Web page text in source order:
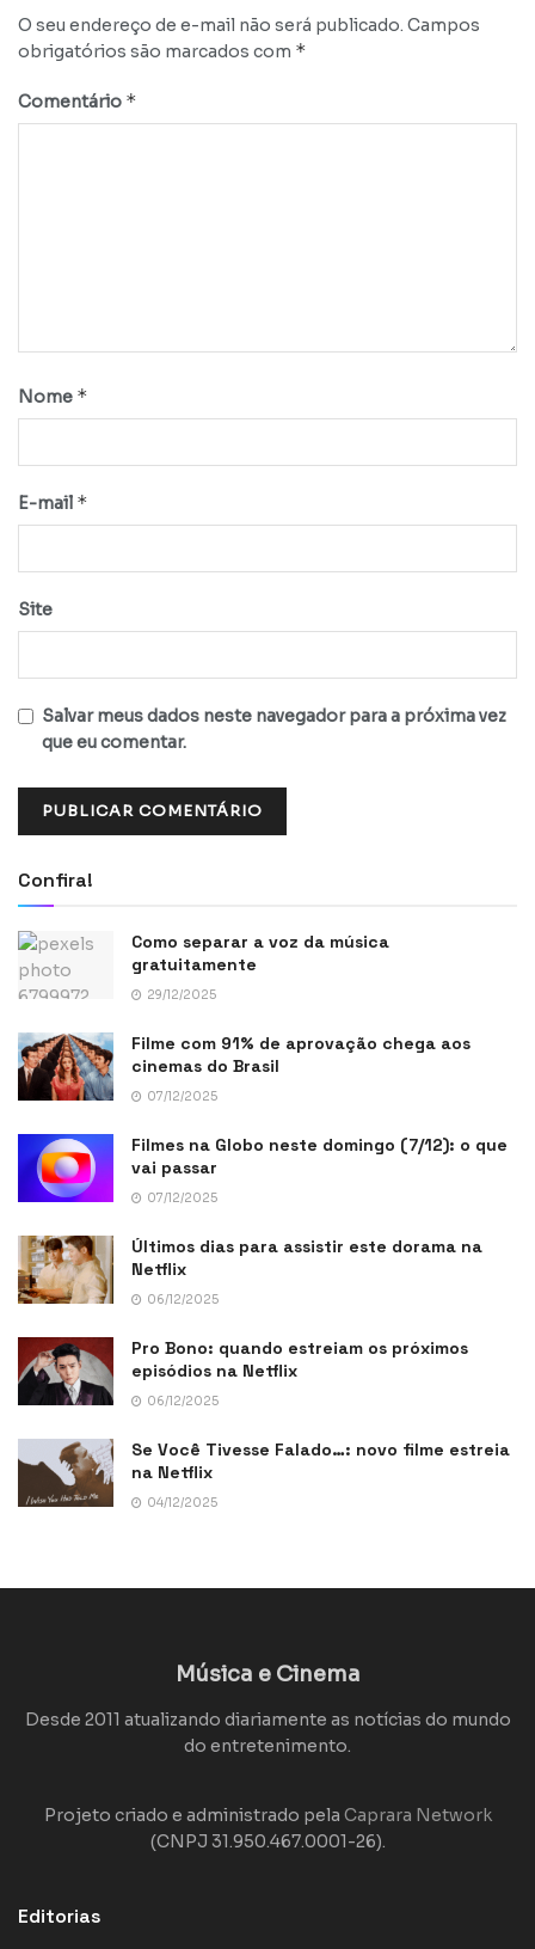
O seu endereço de e-mail não será publicado. Campos
obrigatórios são marcados com *
Comentário *
Nome *
E-mail *
Site
Salvar meus dados neste navegador para a próxima vez
que eu comentar.
Confira!
Como separar a voz da música
gratuitamente
29/12/2025
Filme com 91% de aprovação chega aos
cinemas do Brasil
07/12/2025
Filmes na Globo neste domingo (7/12): o que
vai passar
07/12/2025
Últimos dias para assistir este dorama na
Netflix
06/12/2025
Pro Bono: quando estreiam os próximos
episódios na Netflix
06/12/2025
Se Você Tivesse Falado…: novo filme estreia
na Netflix
04/12/2025
Música e Cinema
Desde 2011 atualizando diariamente as notícias do mundo
do entretenimento.
Projeto criado e administrado pela Caprara Network
(CNPJ 31.950.467.0001-26).
Editorias